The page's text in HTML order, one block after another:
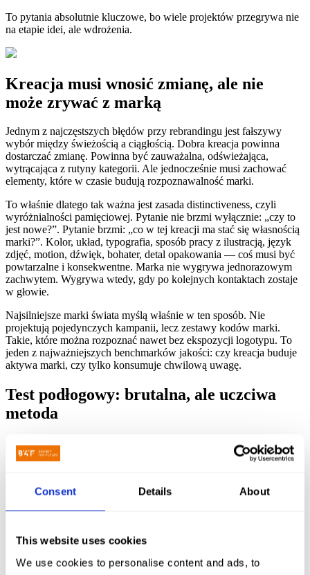
Consent Details About
This website uses cookies
We use cookies to personalise content and ads, to
To pytania absolutnie kluczowe, bo wiele projektów przegrywa nie
na etapie idei, ale wdrożenia.
Kreacja musi wnosić zmianę, ale nie
może zrywać z marką
Jednym z najczęstszych błędów przy rebrandingu jest fałszywy
wybór między świeżością a ciągłością. Dobra kreacja powinna
dostarczać zmianę. Powinna być zauważalna, odświeżająca,
wytrącająca z rutyny kategorii. Ale jednocześnie musi zachować
elementy, które w czasie budują rozpoznawalność marki.
To właśnie dlatego tak ważna jest zasada distinctiveness, czyli
wyróżnialności pamięciowej. Pytanie nie brzmi wyłącznie: „czy to
jest nowe?”. Pytanie brzmi: „co w tej kreacji ma stać się własnością
marki?”. Kolor, układ, typografia, sposób pracy z ilustracją, język
zdjęć, motion, dźwięk, bohater, detal opakowania — coś musi być
powtarzalne i konsekwentne. Marka nie wygrywa jednorazowym
zachwytem. Wygrywa wtedy, gdy po kolejnych kontaktach zostaje
w głowie.
Najsilniejsze marki świata myślą właśnie w ten sposób. Nie
projektują pojedynczych kampanii, lecz zestawy kodów marki.
Takie, które można rozpoznać nawet bez ekspozycji logotypu. To
jeden z najważniejszych benchmarków jakości: czy kreacja buduje
aktywa marki, czy tylko konsumuje chwilową uwagę.
Test podłogowy: brutalna, ale uczciwa
metoda
Jednym z najlepszych narzędzi oceny jest prosty test warsztatowy,
który wiele zespołów zna intuicyjnie, choć zbyt rzadko stosuje
page’e, prezentacje, opakowania, POS-y, outdoor, elementy
Czy jest spójna? Czy ma własny charakter? Czy da się rozpoznać ją
konsekwentna? A może przeciwnie: każdy materiał wygląda, jakby